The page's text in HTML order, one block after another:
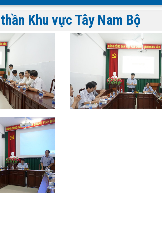
Khu vực Tây Nam Bộ